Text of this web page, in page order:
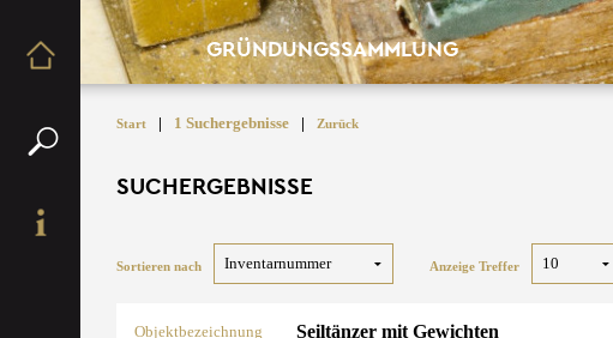
GRÜNDUNGSSAMMLUNG
Start | 1 Suchergebnisse | Zurück
SUCHERGEBNISSE
Sortieren nach Anzeige Treffer
Objektbezeichnung Seiltänzer mit Gewichten